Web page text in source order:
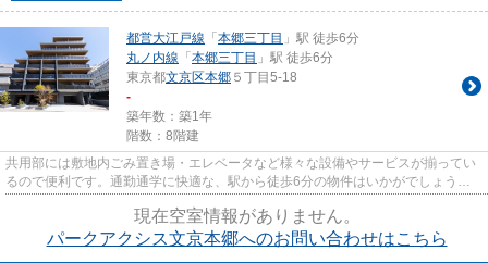
都営大江戸線 「 本郷三丁目 」駅 徒歩6分
丸ノ内線 「 本郷三丁目 」駅 徒歩6分
東京都文京区本郷 ５丁目5-18
-
築年数：築1年
階数：8階建
共用部には敷地内ごみ置き場・エレベータなど様々な設備やサービスが揃ってい
るので便利です。通勤通学に快適な、駅から徒歩6分の物件はいかがでしょう
現在空室情報がありません。
パークアクシス文京本郷へのお問い合わせはこちら